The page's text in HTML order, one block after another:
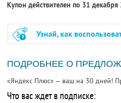
Купон действителен по 31
Узнай, как
ПОДРОБНЕЕ О
«Яндекс Плюс» — ваш на 30 дней!
Что вас ждет в подписке: